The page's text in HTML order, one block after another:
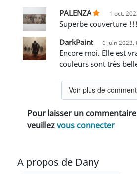
PALENZA
1 oct.
Superbe couverture !!!
DarkPaint
6 juin 2023,
Encore moi. Elle est vraiment très belle. Les
couleurs sont très
Voir plus de
Pour laisser un
veuillezvous connecter
A propos de Dany